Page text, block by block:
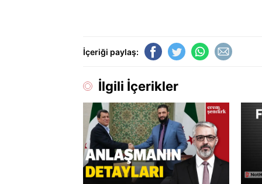
İçeriği paylaş:
İlgili İçerikler